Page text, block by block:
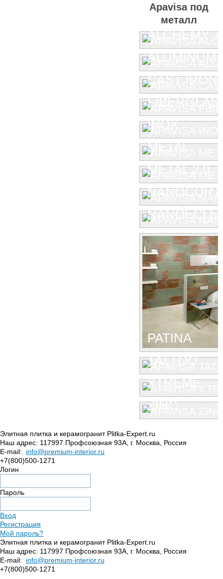
Apavisa под
металл
ALCHEMY
ALUMINUM
CAST IRON
INOX
METAL
METAL 2.0
PATINA
TATTOO
XTREME
ZINC
Элитная плитка и керамогранит Plitka-Expert.ru
Наш адрес: 117997 Профсоюзная 93А г. Москва
Россия
E-mail:
info@premium-interior.ru
+7(800)500-1271
Логин
Пароль
Вход
Регистрация
Мой пароль?
Элитная плитка и керамогранит Plitka-Expert.ru
Наш адрес: 117997 Профсоюзная 93А г. Москва
Россия
E-mail:
info@premium-interior.ru
+7(800)500-1271